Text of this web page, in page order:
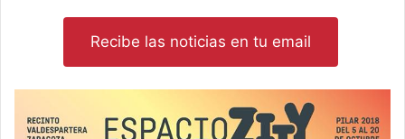
Recibe las noticias en tu email